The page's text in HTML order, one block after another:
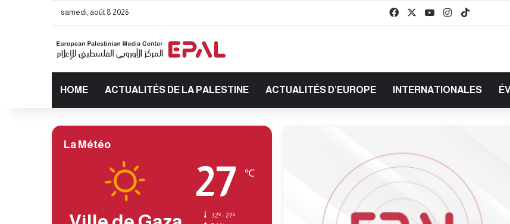
samedi, août 8 2026 FacebookYouTubeInstagram
HOME ACTUALITÉS DE LA PALESTINE ACTUALITÉS D’EUROPE INTERNATIONALES
La Météo
27 ℃
32º - 27º